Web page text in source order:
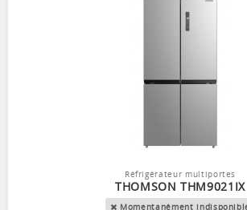
Réfrigérateur multiportes
THOMSON THM9021IX
Momentanément